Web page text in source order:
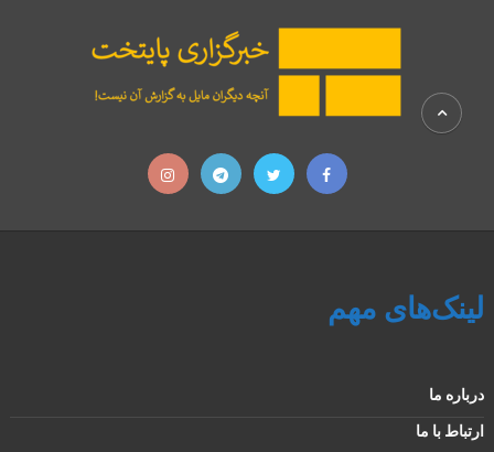
لینک‌های مهم
درباره ما
ارتباط با ما